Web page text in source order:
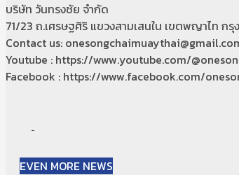
บริษัท วันทรงชัย จำกัด
71/23 ถ.เศรษฐศิริ แขวงสามเสนใน เขตพญาไท ก
Contact us:
Youtube : https://www.youtube.com/
Facebook : https://www.facebook.com/
EVEN MORE NEWS